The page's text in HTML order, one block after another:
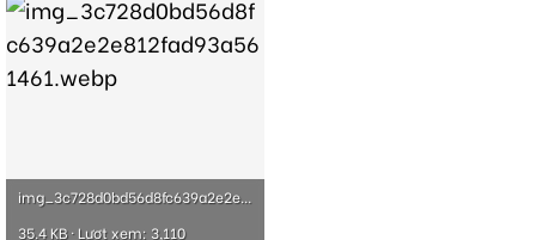
img_3c728d0bd56d8fc639a2e2e812fad93a561461.webp
35.4 KB · Lượt xem: 3,110